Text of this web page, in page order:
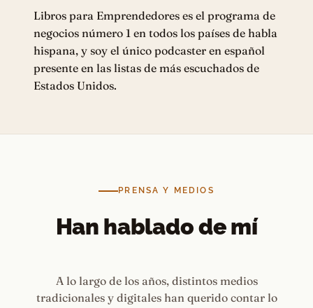
Libros para Emprendedores es el programa de
negocios número 1 en todos los países de habla
hispana, y soy el único podcaster en español
presente en las listas de más escuchados de
Estados Unidos.
PRENSA Y MEDIOS
Han hablado de mí
A lo largo de los años, distintos medios
tradicionales y digitales han querido contar lo